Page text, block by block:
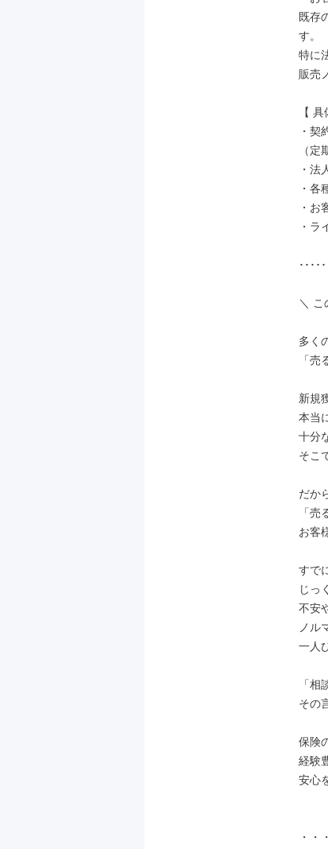
既存
す。
特に
販売
【
・契
（定
・法
・各
・お
・ラ
････
＼ こ
多く
「売
新規
本当
十分
そこ
だか
「売
お客
すで
じっ
不安
ノル
一人
「相
その
保険
経験
安心
・・